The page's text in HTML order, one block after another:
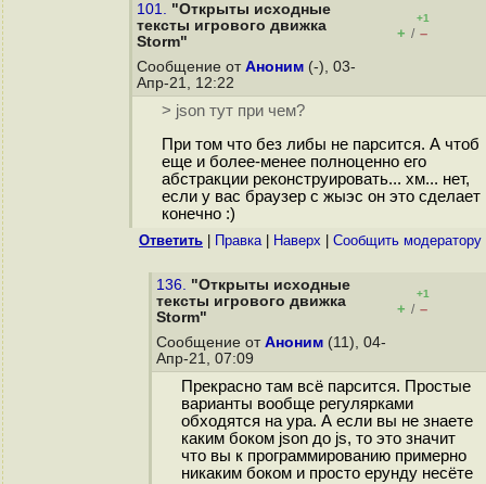
101. "Открыты исходные
тексты игрового движка
Storm"
+1
+ / –
Сообщение от Аноним (-), 03-
Апр-21, 12:22
> json тут при чем?
При том что без либы не парсится. А чтоб
еще и более-менее полноценно его
абстракции реконструировать... хм... нет,
если у вас браузер с жыэс он это сделает
конечно :)
Ответить Правка| Наверх Cообщить модератору
136. "Открыты исходные
тексты игрового движка
Storm"
+1
+ / –
Сообщение от Аноним (11), 04-
Апр-21, 07:09
Прекрасно там всё парсится. Простые
варианты вообще регулярками
обходятся на ура. А если вы не знаете
каким боком json до js, то это значит
что вы к программированию примерно
никаким боком и просто ерунду несёте